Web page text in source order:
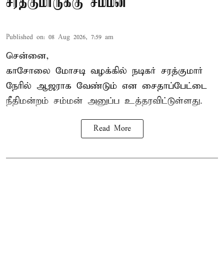
Published on: 08 Aug 2026, 7:59 am
சென்னை,
காசோலை மோசடி வழக்கில் நடிகர் சரத்குமார்
நேரில் ஆஜராக வேண்டும் என சைதாப்பேட்டை
நீதிமன்றம் சம்மன் அனுப்ப உத்தரவிட்டுள்ளது.
Read More